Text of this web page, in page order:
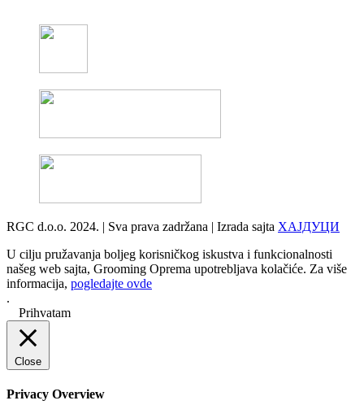
RGC d.o.o. 2024. | Sva prava zadržana | Izrada sajta ХАЈДУЦИ
U cilju pružavanja boljeg korisničkog iskustva i funkcionalnosti
našeg web sajta, Grooming Oprema upotrebljava kolačiće. Za više
informacija, pogledajte ovde
.
Prihvatam
Close
Privacy Overview